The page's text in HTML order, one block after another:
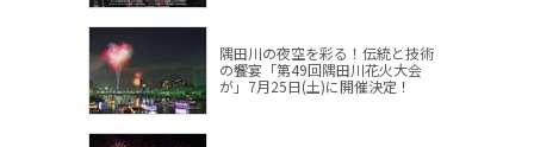
隅田川の夜空を彩る！伝統と技術
の饗宴「第49回隅田川花火大会
が」7月25日(土)に開催決定！